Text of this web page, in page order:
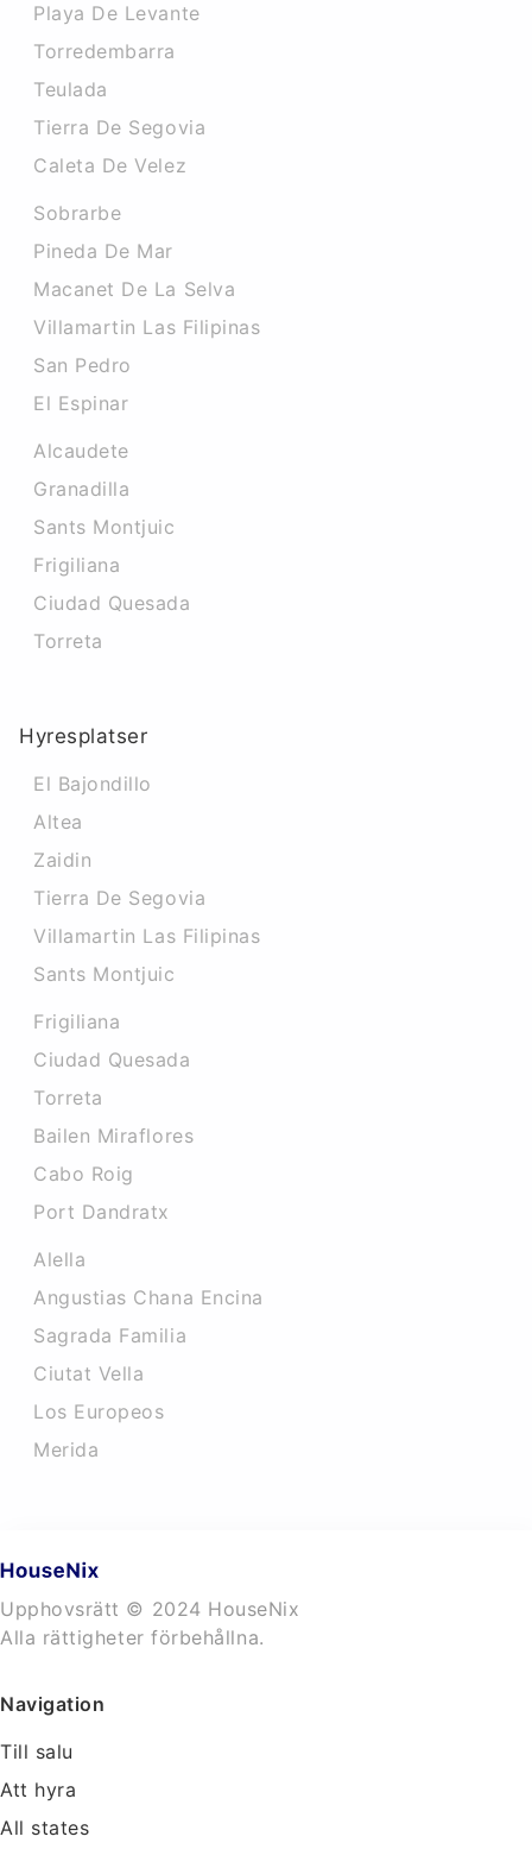
Playa De Levante
Torredembarra
Teulada
Tierra De Segovia
Caleta De Velez
Sobrarbe
Pineda De Mar
Macanet De La Selva
Villamartin Las Filipinas
San Pedro
El Espinar
Alcaudete
Granadilla
Sants Montjuic
Frigiliana
Ciudad Quesada
Torreta
Hyresplatser
El Bajondillo
Altea
Zaidin
Tierra De Segovia
Villamartin Las Filipinas
Sants Montjuic
Frigiliana
Ciudad Quesada
Torreta
Bailen Miraflores
Cabo Roig
Port Dandratx
Alella
Angustias Chana Encina
Sagrada Familia
Ciutat Vella
Los Europeos
Merida
Upphovsrätt © 2024 HouseNix
Alla rättigheter förbehållna.
Navigation
Till salu
Att hyra
All states